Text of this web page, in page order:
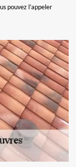
pouvez l’appeler